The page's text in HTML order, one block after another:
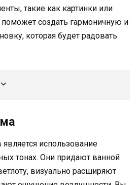
такие как картинки или
поможет создать гармоничную и
которая будет радовать
использование
тонах. Они придают ванной
визуально расширяют